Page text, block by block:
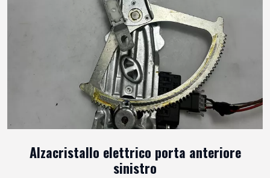
Alzacristallo elettrico porta anteriore
sinistro